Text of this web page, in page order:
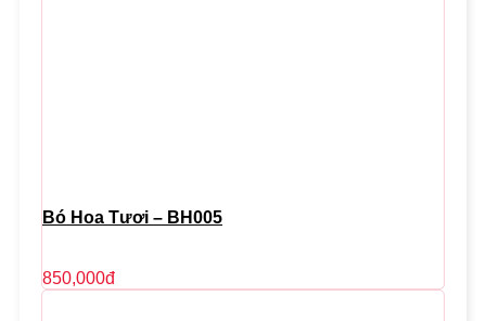
Bó Hoa Tươi – BH005
850,000đ